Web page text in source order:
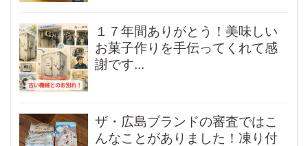
１７年間ありがとう！美味しい
お菓子作りを手伝ってくれて感
謝です...
ザ・広島ブランドの審査ではこ
んなことがありました！凍り付